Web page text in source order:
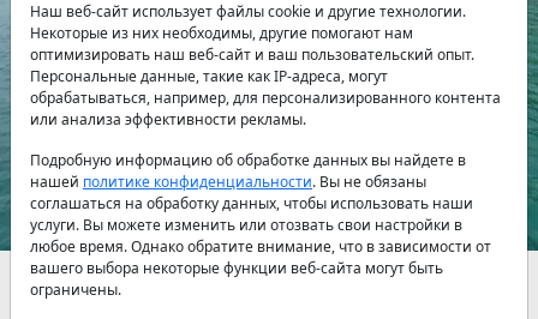
Previous Next
Наличие и актуальные цены по договоренности
Наш веб-сайт использует файлы cookie и другие технологии.
Некоторые из них необходимы, другие помогают нам
оптимизировать наш веб-сайт и ваш пользовательский опыт.
Персональные данные, такие как IP-адреса, могут
обрабатываться, например, для персонализированного контента
или анализа эффективности рекламы.
Подробную информацию об обработке данных вы найдете в
нашей политике конфиденциальности. Вы не обязаны
соглашаться на обработку данных, чтобы использовать наши
услуги. Вы можете изменить или отозвать свои настройки в
любое время. Однако обратите внимание, что в зависимости от
вашего выбора некоторые функции веб-сайта могут быть
ограничены.